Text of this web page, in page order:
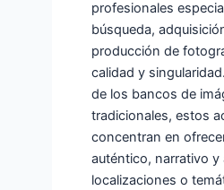
profesionales
búsqueda,
producción de
calidad y
de los bancos de
tradicionales, estos
concentran en
auténtico, narrativo y
localizaciones o